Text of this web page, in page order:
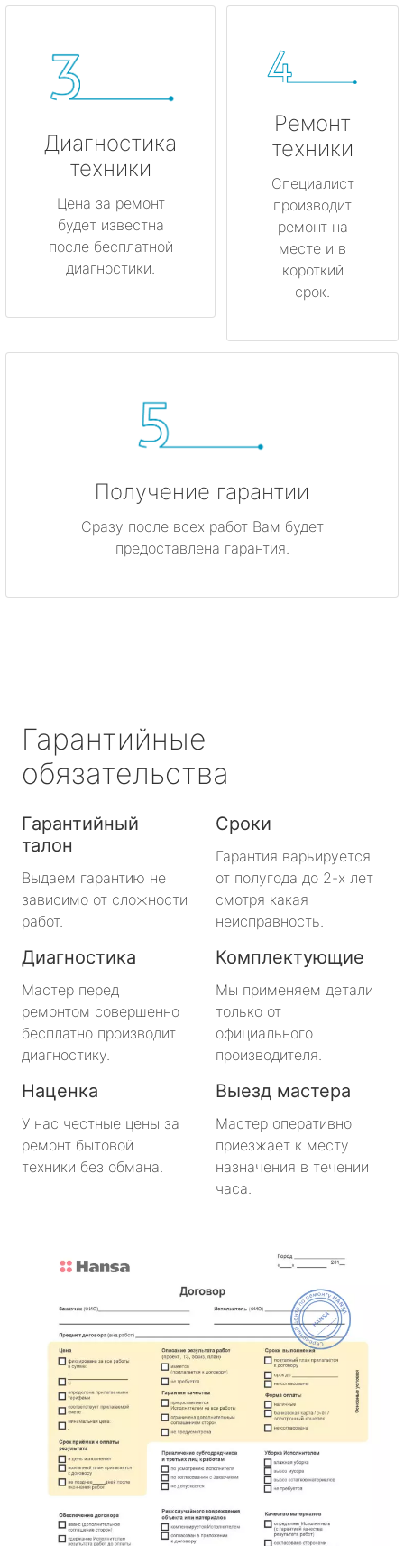
Диагностика
техники
Цена за ремонт
будет известна
после бесплатной
диагностики.
Ремонт
техники
Специалист
производит
ремонт на
месте и в
короткий
срок.
Получение гарантии
Сразу после всех работ Вам будет
предоставлена гарантия.
Гарантийные
обязательства
Гарантийный
талон
Выдаем гарантию не
зависимо от сложности
работ.
Сроки
Гарантия варьируется
от полугода до 2-х лет
смотря какая
неисправность.
Диагностика
Мастер перед
ремонтом совершенно
бесплатно производит
диагностику.
Комплектующие
Мы применяем детали
только от
официального
производителя.
Наценка
У нас честные цены за
ремонт бытовой
техники без обмана.
Выезд мастера
Мастер оперативно
приезжает к месту
назначения в течении
часа.